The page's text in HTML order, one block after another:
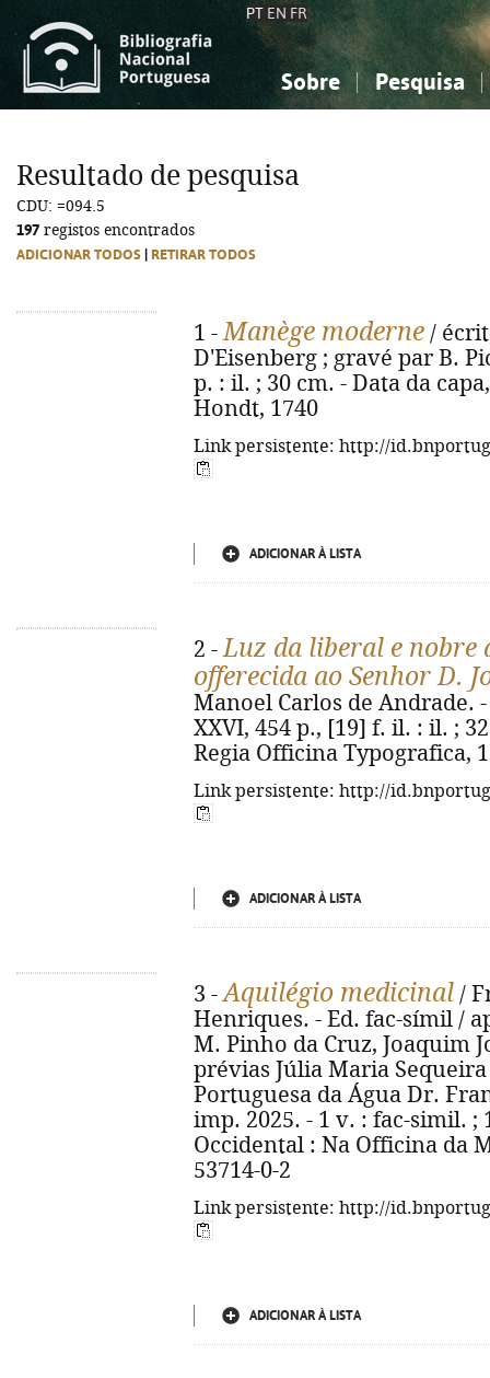
PT EN FR
Sobre Pesquisa
Ciências sociais...
Ciências sociais...
Resultado de pesquisa
CDU: =094.5
197 registos encontrados
ADICIONAR TODOS RETIRAR TODOS
1 -Manège moderne /
D'Eisenberg ; gravé par B.
p. : il. ; 30 cm. - Data da
Hondt, 1740
Link persistente: http://
ADICIONAR À LISTA
2 -Luz da liberal e nobre
offerecida ao Senhor D.
Manoel Carlos de Andrade.
XXVI, 454 p., [19] f. il. : il. ;
Regia Officina Typografica,
Link persistente: http://
ADICIONAR À LISTA
3 -Aquilégio medicinal /
Henriques. - Ed. fac-símil /
M. Pinho da Cruz, Joaquim
prévias Júlia Maria
Portuguesa da Água Dr.
imp. 2025. - 1 v. : fac-simil. ;
Occidental : Na Officina da
53714-0-2
Link persistente: http://
ADICIONAR À LISTA